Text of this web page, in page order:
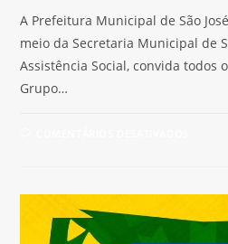
A Prefeitura Municipal de São
meio da Secretaria Municipal de
Assistência Social, convida todos
Grupo…